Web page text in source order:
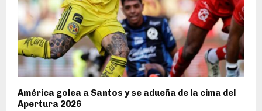
América golea a Santos y se adueña de la cima del
Apertura 2026